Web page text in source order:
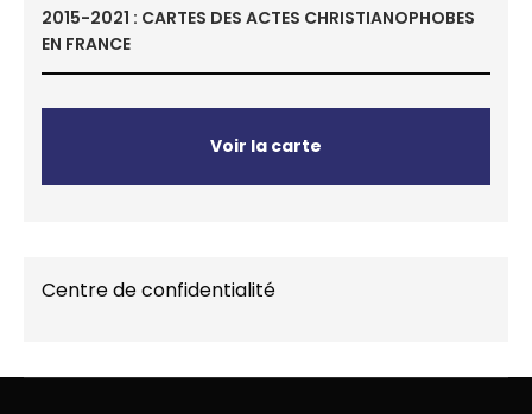
2015-2021 : CARTES DES ACTES CHRISTIANOPHOBES
EN FRANCE
Voir la carte
Centre de confidentialité